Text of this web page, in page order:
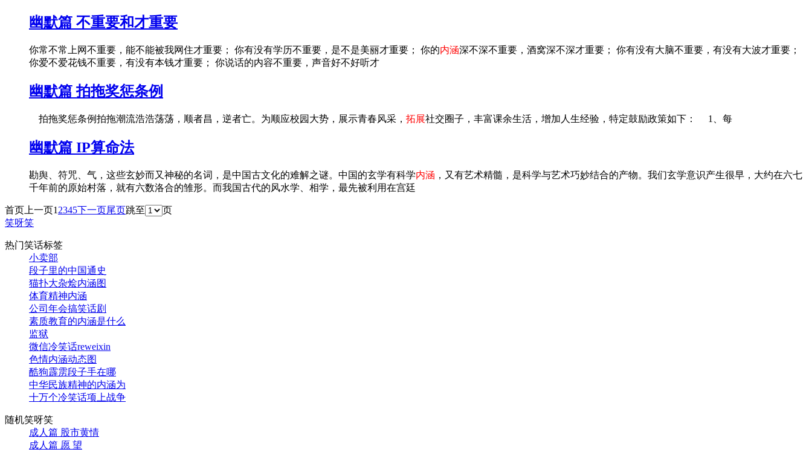
幽默篇 不重要和才重要
你常不常上网不重要，能不能被我网住才重要； 你有没有学历不重要，是不是美丽才重要； 你的内涵深不深不重要，酒窝深不深才重要； 你有没有大脑不重要，有没有大波才重要；
你爱不爱花钱不重要，有没有本钱才重要； 你说话的内容不重要，声音好不好听才
幽默篇 拍拖奖惩条例
拍拖奖惩条例拍拖潮流浩浩荡荡，顺者昌，逆者亡。为顺应校园大势，展示青春风采， 拓展社交圈子，丰富课余生活，增加人生经验，特定鼓励政策如下： 1、每
幽默篇 IP算命法
勘舆、符咒、气，这些玄妙而又神秘的名词，是中国古文化的难解之谜。中国的玄学有科学内涵 ，又有艺术精髓，是科学与艺术巧妙结合的产物。我们玄学意识产生很早，大约在六七
千年前的原始村落，就有六数洛合的雏形。而我国古代的风水学、相学，最先被利用在宫廷
首页 上一页1 2345下一页尾页跳至
页
笑呀笑
热门笑话标签
小卖部
段子里的中国通史
猫扑大杂烩内涵图
体育精神内涵
公司年会搞笑话剧
素质教育的内涵是什么
监狱
微信冷笑话reweixin
色情内涵动态图
酷狗霹雳段子手在哪
中华民族精神的内涵为
十万个冷笑话项上战争
随机笑呀笑
成人篇 股市黄情
成人篇 愿 望